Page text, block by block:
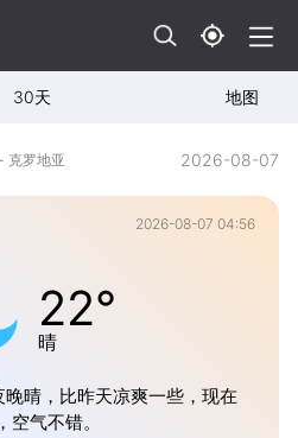
30天 地图
克罗地亚 2026-08-07
2026-08-07 04:56
22°
晴
晴，比昨天凉爽一些，现在
空气不错。